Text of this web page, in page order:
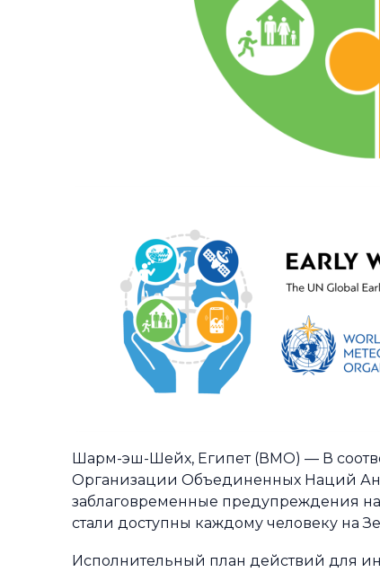
Шарм-эш-Шейх, Египет (ВМО) — В
Организации Объединенных Наций
заблаговременные предупреждения
стали доступны каждому человеку на
Исполнительный план действий для